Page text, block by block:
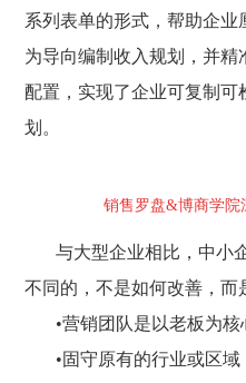
系列表单的形式，帮助企
为导向编制收入规划，并
配置，实现了企业可复制
划。
销售罗盘&博商学院
与大型企业相比，中小
不同的，不是如何改善，而
•营销团队是以老板为核
•固守原有的行业或区